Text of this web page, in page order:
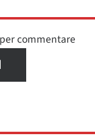
commentare